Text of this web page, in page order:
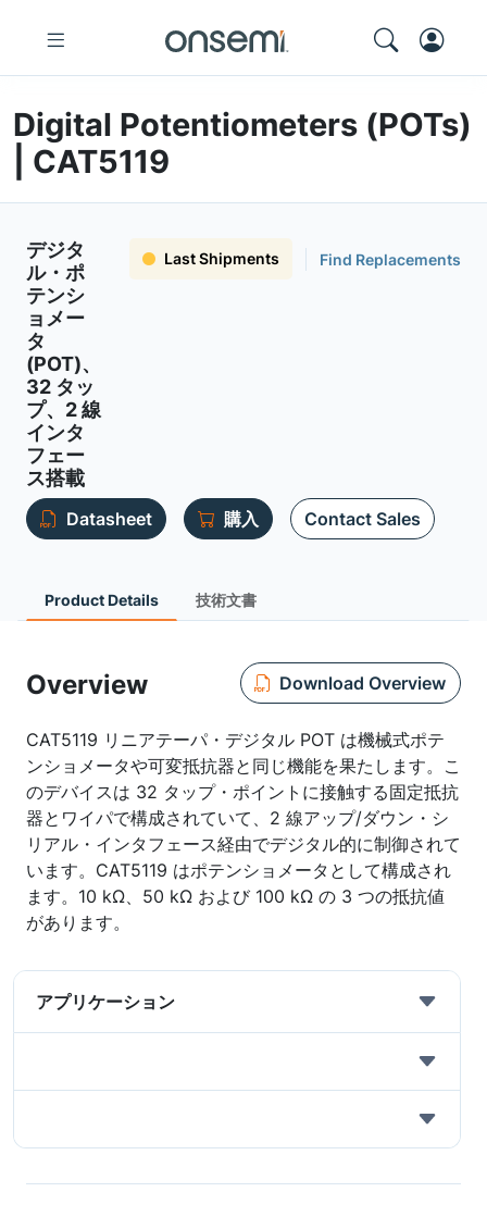
Digital Potentiometers (POTs)
| CAT5119
デジタ
ル・ポ
テンシ
ョメー
タ
(POT)、
32 タッ
プ、2 線
インタ
フェー
ス搭載
Last Shipments Find Replacements
Datasheet 購入 Contact Sales
Product Details 技術文書
Overview Download Overview
CAT5119 リニアテーパ・デジタル POT は機械式ポテ
ンショメータや可変抵抗器と同じ機能を果たします。こ
のデバイスは 32 タップ・ポイントに接触する固定抵抗
器とワイパで構成されていて、2 線アップ/ダウン・シ
リアル・インタフェース経由でデジタル的に制御されて
います。CAT5119 はポテンショメータとして構成され
ます。10 kΩ、50 kΩ および 100 kΩ の 3 つの抵抗値
があります。
アプリケーション